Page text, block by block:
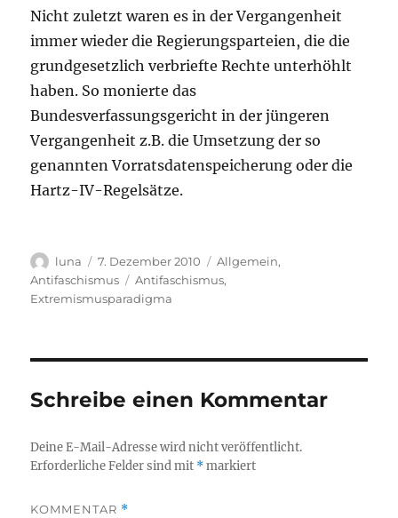
Nicht zuletzt waren es in der Vergangenheit
immer wieder die Regierungsparteien, die die
grundgesetzlich verbriefte Rechte unterhöhlt
haben. So monierte das
Bundesverfassungsgericht in der jüngeren
Vergangenheit z.B. die Umsetzung der so
genannten Vorratsdatenspeicherung oder die
Hartz-IV-Regelsätze.
Autor
luna
Veröffentlicht
am
7. Dezember 2010 Kategorien
Allgemein,
Antifaschismus
Schlagwörter
Antifaschismus,
Extremismusparadigma
Schreibe einen Kommentar
Deine E-Mail-Adresse wird nicht veröffentlicht.
Erforderliche Felder sind mit *markiert
KOMMENTAR *